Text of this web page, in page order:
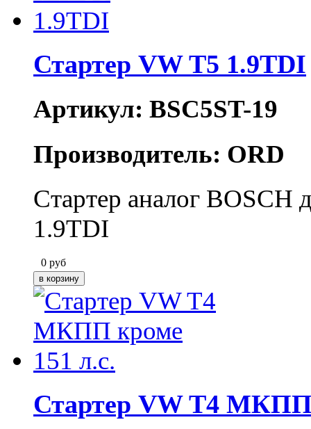
Стартер VW T5 1.9TDI
Артикул: BSC5ST-19
Производитель: ORD
Стартер аналог BOSCH
1.9TDI
0 руб
Стартер VW T4 МКПП